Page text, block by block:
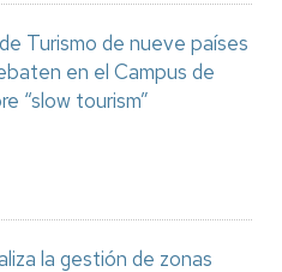
Turismo de nueve países
en el Campus de
“slow tourism”
la gestión de zonas